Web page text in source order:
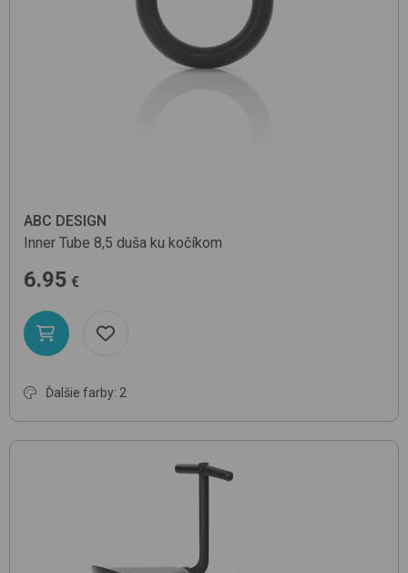
ABC DESIGN
Inner Tube 8,5 duša ku kočíkom
6.95 €
Ďalšie farby: 2